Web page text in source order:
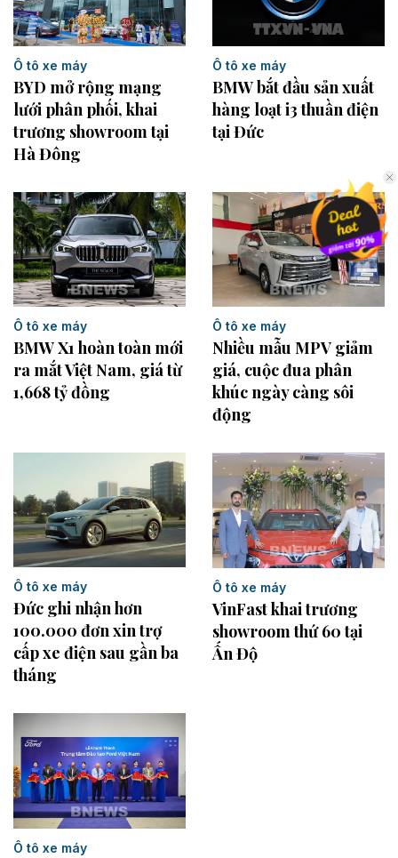
Ô tô xe máy
BYD mở rộng mạng
lưới phân phối, khai
trương showroom tại
Hà Đông
Ô tô xe máy
BMW bắt đầu sản xuất
hàng loạt i3 thuần điện
tại Đức
Ô tô xe máy
BMW X1 hoàn toàn mới
ra mắt Việt Nam, giá từ
1,668 tỷ đồng
Ô tô xe máy
Nhiều mẫu MPV giảm
giá, cuộc đua phân
khúc ngày càng sôi
động
Ô tô xe máy
Đức ghi nhận hơn
100.000 đơn xin trợ
cấp xe điện sau gần ba
tháng
Ô tô xe máy
VinFast khai trương
showroom thứ 60 tại
Ấn Độ
Ô tô xe máy